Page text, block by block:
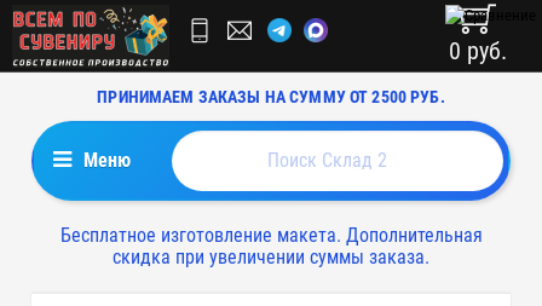
ПРИНИМАЕМ ЗАКАЗЫ НА СУММУ ОТ 2500 РУБ.
0 руб.
Меню
Бесплатное изготовление макета. Дополнительная
скидка при увеличении суммы заказа.